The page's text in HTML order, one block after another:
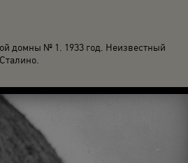
домны № 1. 1933 год. Неизвестный